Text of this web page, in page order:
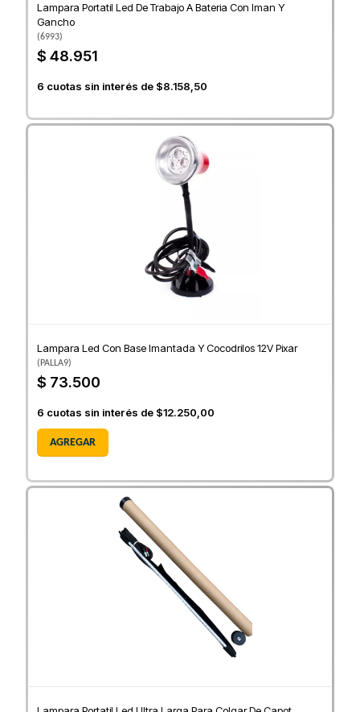
Lampara Portatil Led De Trabajo A Bateria Con Iman Y
Gancho
(6993)
$ 48.951
6 cuotas sin interés de $8.158,50
Lampara Led Con Base Imantada Y Cocodrilos 12V Pixar
(PALLA9)
$ 73.500
6 cuotas sin interés de $12.250,00
AGREGAR